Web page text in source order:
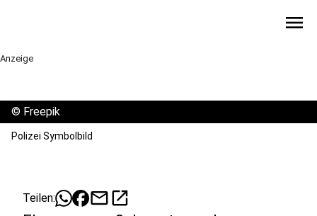
menu
Anzeige
© Freepik
Polizei Symbolbild
Teilen: mailopen_in_new